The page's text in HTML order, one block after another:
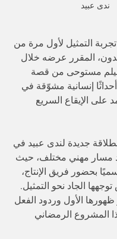
ندى عبيد
التمثيل لأول مرة من
المقرر عرضه خلال
مستوحى من قصة
إنسانية مشوّقة في
على الإيقاع السريع
جديدة لندى عبيد في
مسار مهني مختلف، حيث
بحضور فريق الإنتاج،
الجاد نحو التمثيل.
الأول وردود الفعل
المشروع الرمضاني